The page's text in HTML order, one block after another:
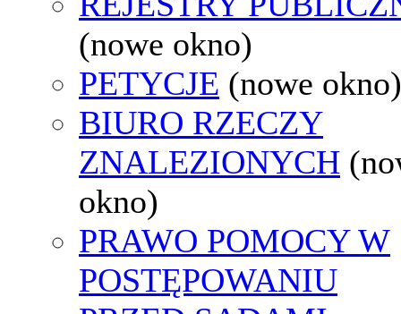
(nowe okno)
PETYCJE (nowe okno)
BIURO RZECZY
ZNALEZIONYCH
okno)
PRAWO POMOCY W
POSTĘPOWANIU